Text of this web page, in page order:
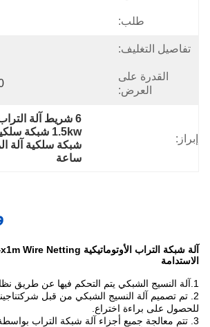
طلب:
تفاصيل التغليف:
القدرة على
العرض:
إبراز:
6 شريط آلة التراب شبكة
1.5kw شبكة سلكية آلة المعاوضة
ساعة
الاستدامة
للحصول على براءة اختراع.
3. تتم معالجة جميع أجزاء آلة شبكة التراب